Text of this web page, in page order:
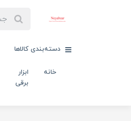
دسته‌بندی کالاها
خانه
ابزار
برقی